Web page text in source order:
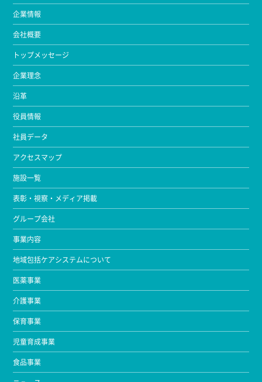
企業情報
会社概要
トップメッセージ
企業理念
沿革
役員情報
社員データ
アクセスマップ
施設一覧
表彰・視察・メディア掲載
グループ会社
事業内容
地域包括ケアシステムについて
医薬事業
介護事業
保育事業
児童育成事業
食品事業